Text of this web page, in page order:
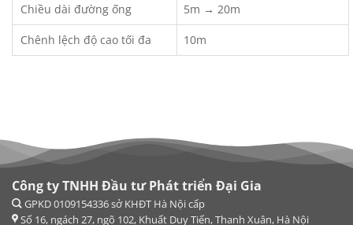
Chiều dài đường ống 5m → 20m
Chênh lệch độ cao tối đa 10m
Công ty TNHH Đầu tư Phát triển Đại Gia